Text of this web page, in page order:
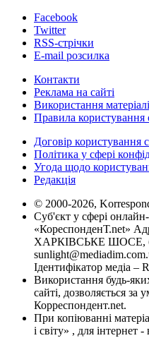
Facebook
Twitter
RSS-стрічки
E-mail розсилка
Контакти
Реклама на сайті
Використання
Правила користування
Договір користування
Політика у сфері
Угода щодо
Редакція
© 2000-2026,
Суб'єкт у сфері
«КореспонденТ.net»
ХАРКІВСЬКЕ ШОСЕ,
Ідентифікатор медіа –
Використання будь-
сайті, дозволяється за
Корреспондент.net.
При копіюванні
і світу» , для інтернет